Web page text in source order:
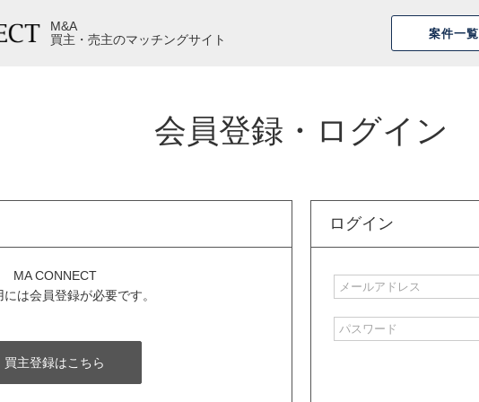
M&A
買主・売主のマッチングサイト
案件一覧
会員登録・ログイン
MA CONNECT
は会員登録が必要です。
買主登録はこちら
ログイン